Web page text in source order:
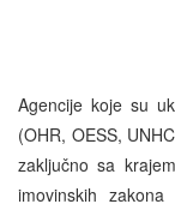
Agencije koje su
(OHR, OESS,
zaključno sa
imovinskih